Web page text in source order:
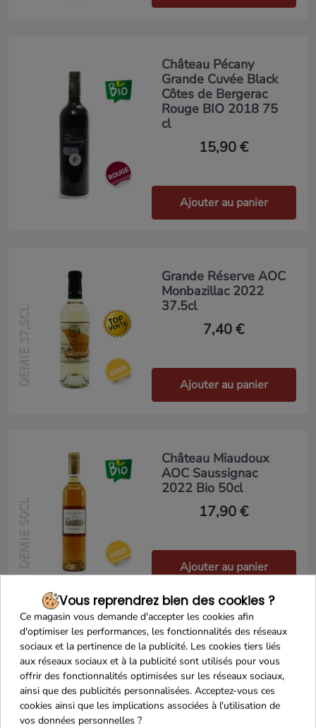
Château Pécany
Grande Cuvée Black
Côtes de Bergerac
Rouge BIO 2018 75
cl
15,90 €
Ajouter au panier
DEMIE 37,5CL
Grande Réserve AOC
Monbazillac 2022
37.5cl
7,40 €
Ajouter au panier
DEMIE 50CL
Château Miaudoux
AOC Saussignac
2022 Bio 50cl
17,90 €
Ajouter au panier
Château Theulet
AOC Côtes de
Bergerac 2019, 75cl
11,40 €
Vous reprendrez bien des cookies ?
Ce magasin vous demande d'accepter les cookies afin
d'optimiser les performances, les fonctionnalités des réseaux
sociaux et la pertinence de la publicité. Les cookies tiers liés
aux réseaux sociaux et à la publicité sont utilisés pour vous
offrir des fonctionnalités optimisées sur les réseaux sociaux,
ainsi que des publicités personnalisées. Acceptez-vous ces
cookies ainsi que les implications associées à l'utilisation de
vos données personnelles ?